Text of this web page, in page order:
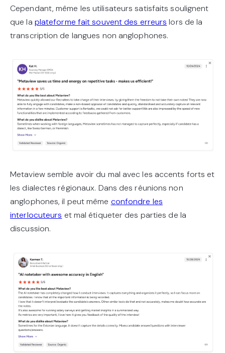
Cependant, même les utilisateurs satisfaits soulignent
que la plateforme fait souvent des erreurs lors de la
transcription de langues non anglophones.
Metaview semble avoir du mal avec les accents forts et
les dialectes régionaux. Dans des réunions non
anglophones, il peut même confondre les
interlocuteurs et mal étiqueter des parties de la
discussion.